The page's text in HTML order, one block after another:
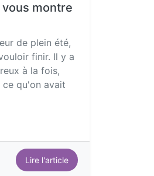
montre
de plein été,
finir. Il y a
à la fois,
qu'on avait
Lire l'article